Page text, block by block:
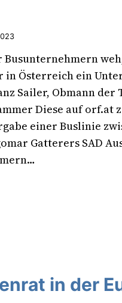
in Österreich ein
Sailer, Obmann
Diese auf orf.at
einer Buslinie
Gatterers SAD
in der